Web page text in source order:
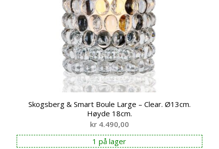
Skogsberg & Smart Boule Large – Clear. Ø13cm.
Høyde 18cm.
kr4.490,00
1 på lager